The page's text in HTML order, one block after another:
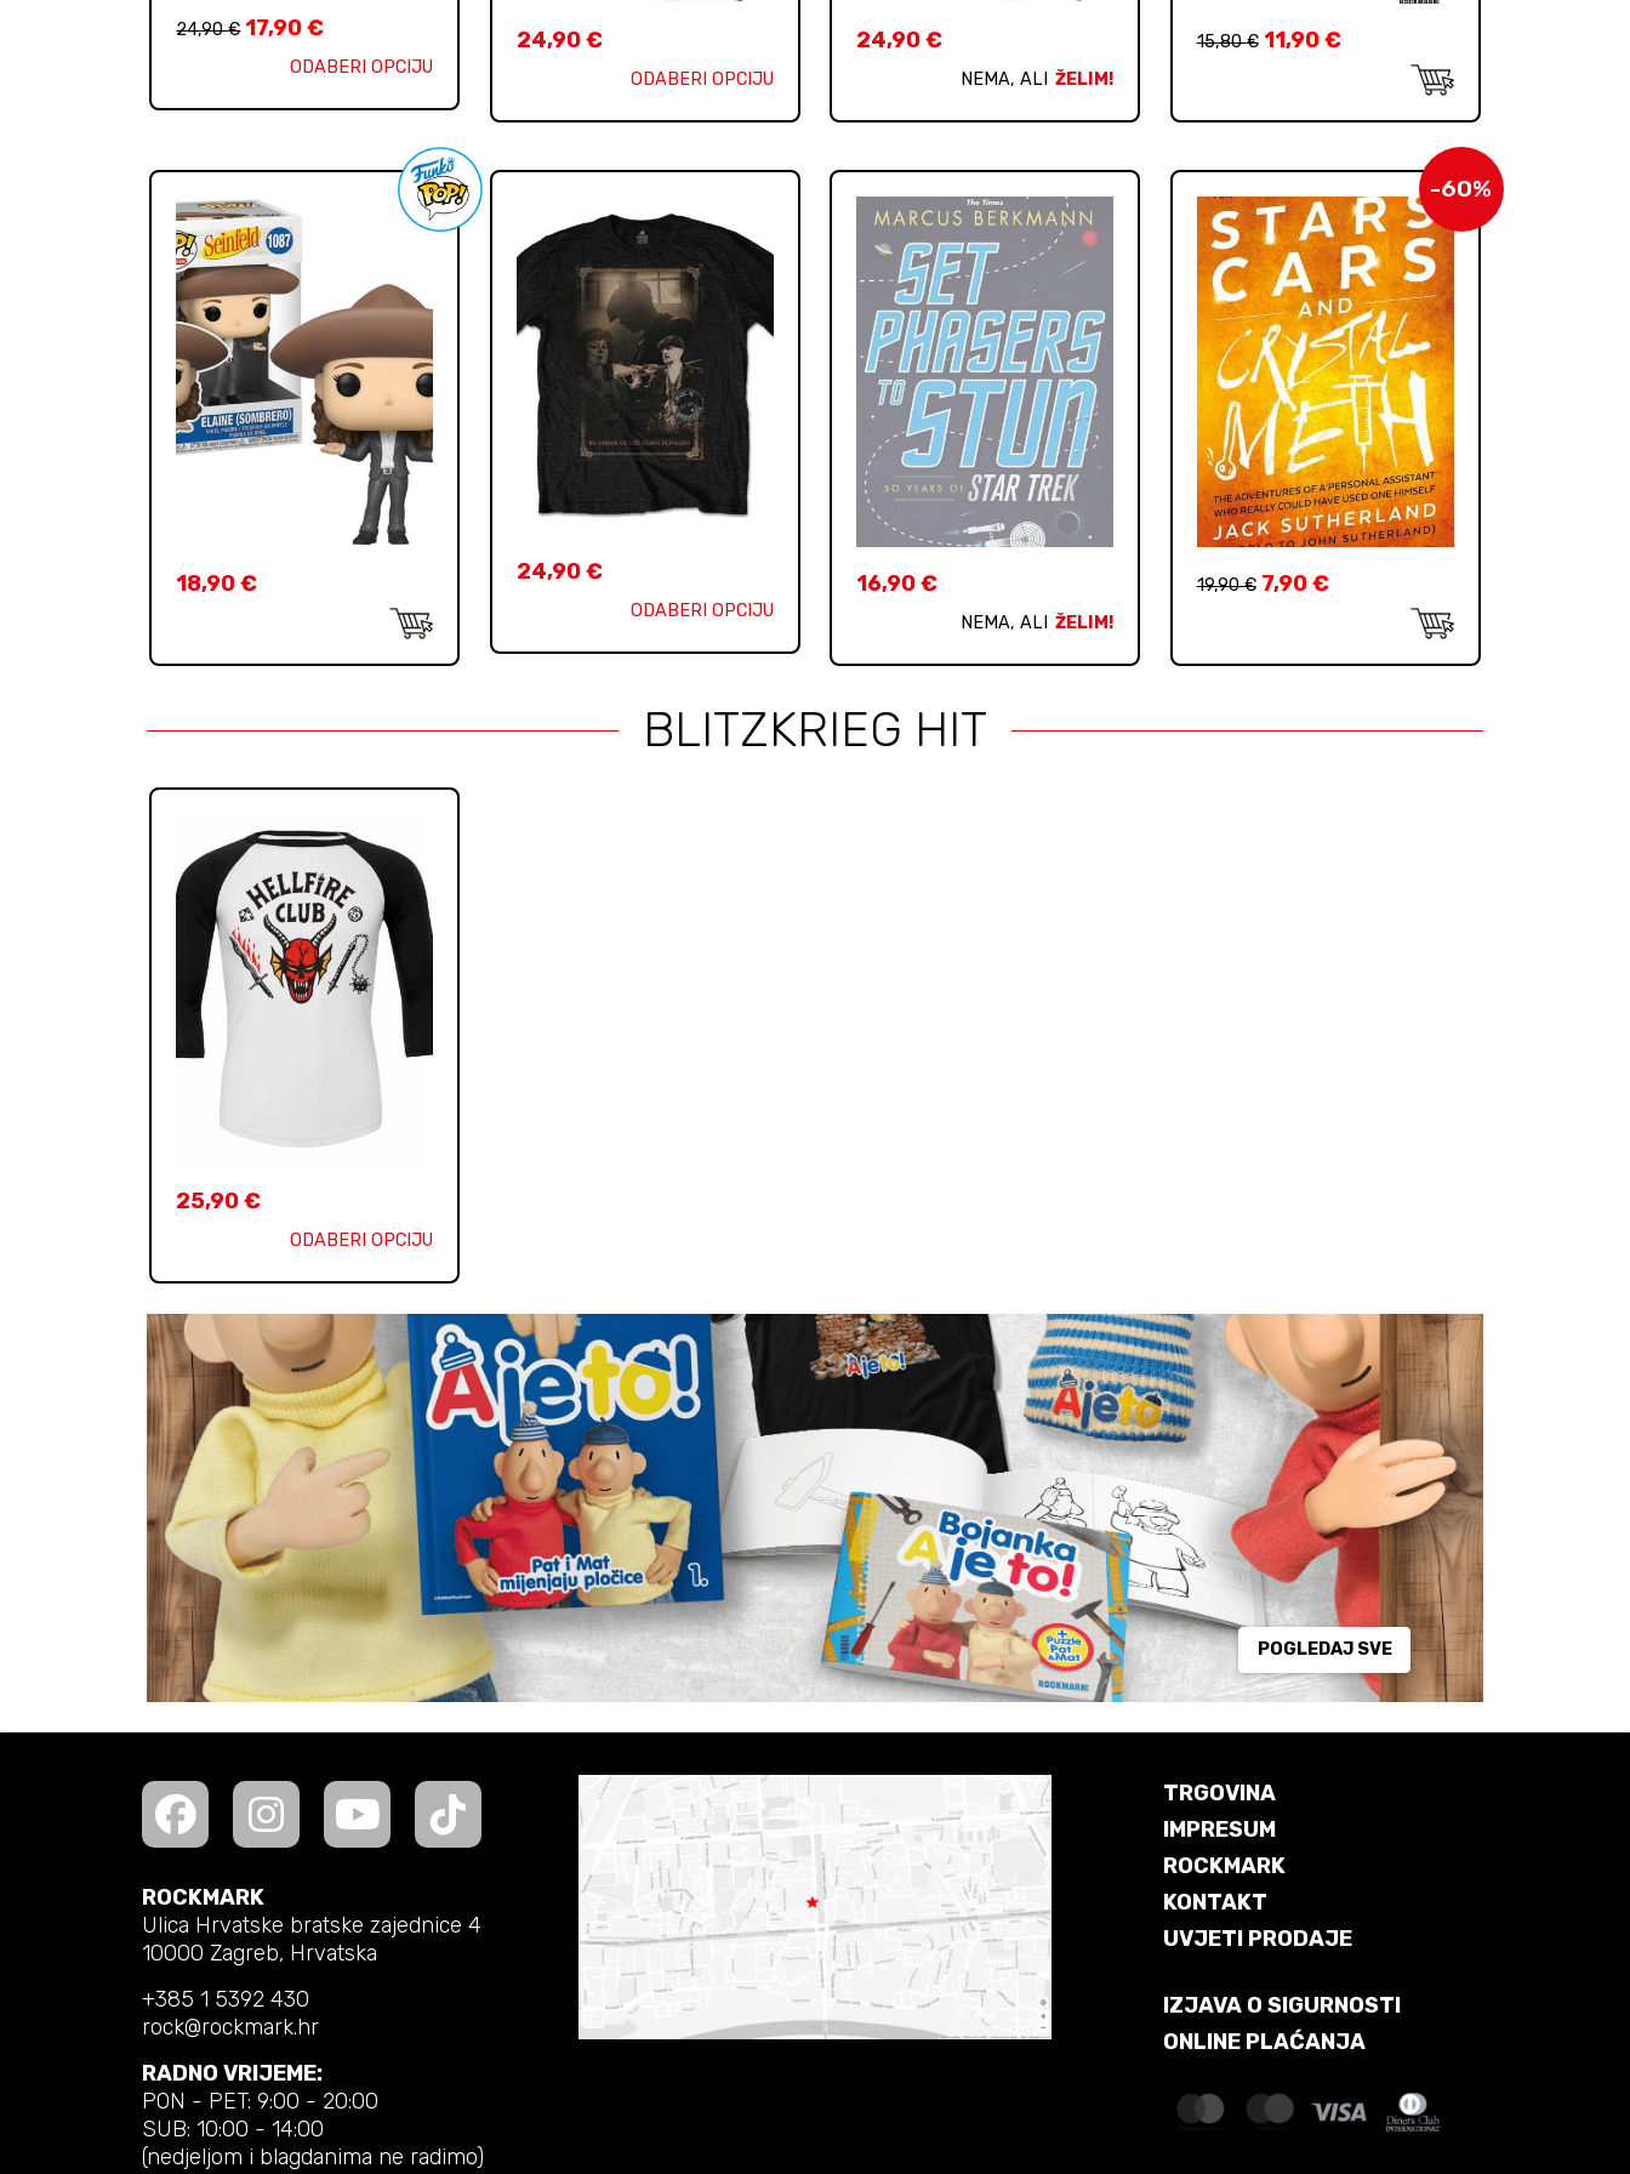
24,90€ 17,90€
ODABERI OPCIJU
24,90€
ODABERI OPCIJU
24,90€
NEMA, ALI ŽELIM!
15,80€ 11,90€
18,90€ 24,90€
ODABERI OPCIJU
16,90€
NEMA, ALI ŽELIM!
-60%
19,90€ 7,90€
BLITZKRIEG HIT
25,90€
ODABERI OPCIJU
POGLEDAJ SVE
ROCKMARK
Ulica Hrvatske bratske zajednice 4
10000 Zagreb, Hrvatska
+385 1 5392 430
rock@rockmark.hr
RADNO VRIJEME:
PON - PET: 9:00 - 20:00
SUB: 10:00 - 14:00
(nedjeljom i blagdanima ne radimo)
TRGOVINA
IMPRESUM
ROCKMARK
KONTAKT
UVJETI PRODAJE
IZJAVA O SIGURNOSTI
ONLINE PLAĆANJA